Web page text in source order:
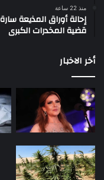
منذ 22 ساعة
قضية المخدرات الكبرى
أخر الاخبار